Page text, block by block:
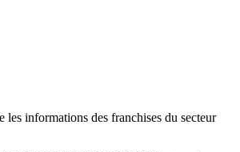
les informations des franchises du secteur